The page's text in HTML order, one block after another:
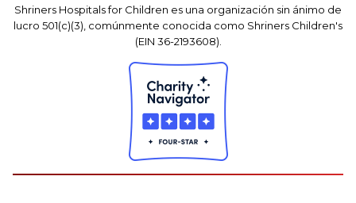
Shriners Hospitals for Children es una organización sin ánimo de
lucro 501(c)(3), comúnmente conocida como Shriners Children's
(EIN 36-2193608).